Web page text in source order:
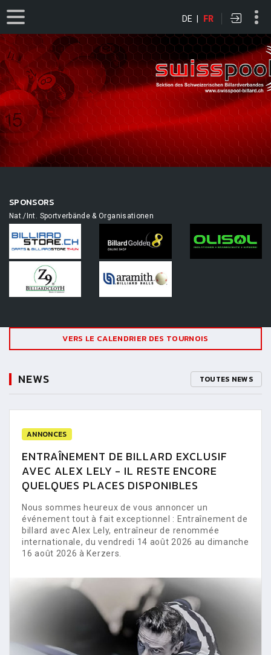
DE | FR
SPONSORS
Nat./Int. Sportverbände & Organisationen
VERS LE CALENDRIER DES TOURNOIS
NEWS TOUTES NEWS
ANNONCES
ENTRAÎNEMENT DE BILLARD EXCLUSIF
AVEC ALEX LELY - IL RESTE ENCORE
QUELQUES PLACES DISPONIBLES
Nous sommes heureux de vous annoncer un
événement tout à fait exceptionnel : Entraînement de
billard avec Alex Lely, entraîneur de renommée
internationale, du vendredi 14 août 2026 au dimanche
16 août 2026 à Kerzers.